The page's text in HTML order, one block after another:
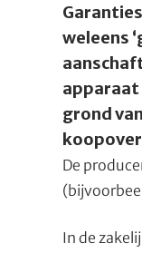
weleens
apparaat
grond
De
In de